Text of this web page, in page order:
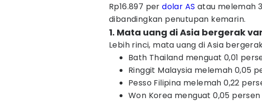
Rp16.897 perdolar AS atau melemah
dibandingkan penutupan kemarin.
1. Mata uang di Asia bergerak
Lebih rinci, mata uang di Asia
Bath Thailand menguat 0,01
Ringgit Malaysia melemah 0,05
Pesso Filipina melemah 0,22
Won Korea menguat 0,05 persen